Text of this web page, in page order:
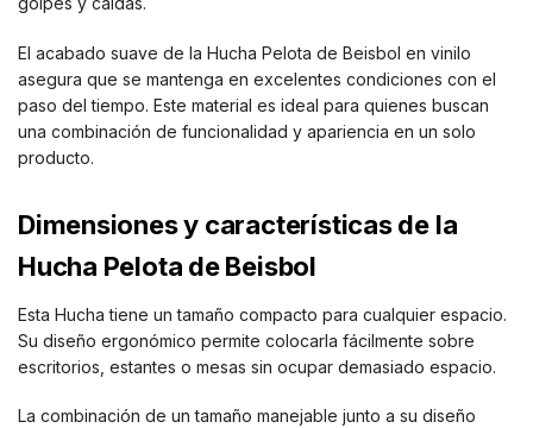
El acabado suave de la Hucha Pelota de Beisbol en vinilo
asegura que se mantenga en excelentes condiciones con el
paso del tiempo. Este material es ideal para quienes buscan
una combinación de funcionalidad y apariencia en un solo
producto.
Dimensiones y características de la
Hucha Pelota de Beisbol
Esta Hucha tiene un tamaño compacto para cualquier espacio.
Su diseño ergonómico permite colocarla fácilmente sobre
escritorios, estantes o mesas sin ocupar demasiado espacio.
La combinación de un tamaño manejable junto a su diseño